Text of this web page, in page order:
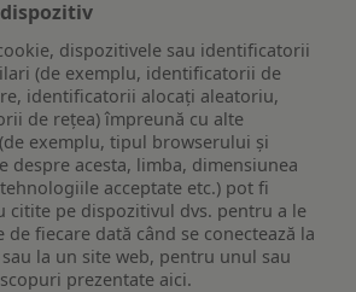
dispozitivele sau identificatorii
(de exemplu, identificatorii de
identificatorii alocați aleatoriu,
de rețea) împreună cu alte
exemplu, tipul browserului și
despre acesta, limba, dimensiunea
acceptate etc.) pot fi
citite pe dispozitivul dvs. pentru a le
de fiecare dată când se conectează la
la un site web, pentru unul sau
prezentate aici.